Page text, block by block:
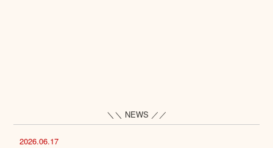
＼＼ NEWS ／／
2026.06.17